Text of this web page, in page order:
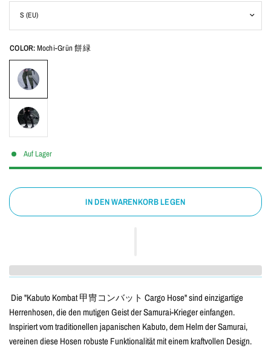
COLOR:Mochi-Grün 餅緑
Auf Lager
IN DEN WARENKORB LEGEN
Die "Kabuto Kombat 甲冑コンバット Cargo Hose" sind einzigartige
Herrenhosen, die den mutigen Geist der Samurai-Krieger einfangen.
Inspiriert vom traditionellen japanischen Kabuto, dem Helm der Samurai,
vereinen diese Hosen robuste Funktionalität mit einem kraftvollen Design.